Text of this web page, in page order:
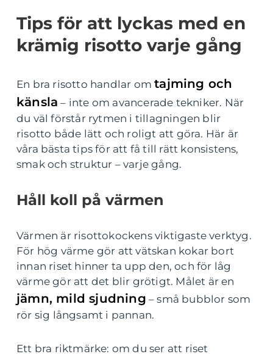
Tips för att lyckas med en
krämig risotto varje gång
En bra risotto handlar omtajming och
känsla – inte om avancerade tekniker. När
du väl förstår rytmen i tillagningen blir
risotto både lätt och roligt att göra. Här är
våra bästa tips för att få till rätt konsistens,
smak och struktur – varje gång.
Håll koll på värmen
Värmen är risottokockens viktigaste verktyg.
För hög värme gör att vätskan kokar bort
innan riset hinner ta upp den, och för låg
värme gör att det blir grötigt. Målet är en
jämn, mild sjudning – små bubblor som
rör sig långsamt i pannan.
Ett bra riktmärke: om du ser att riset